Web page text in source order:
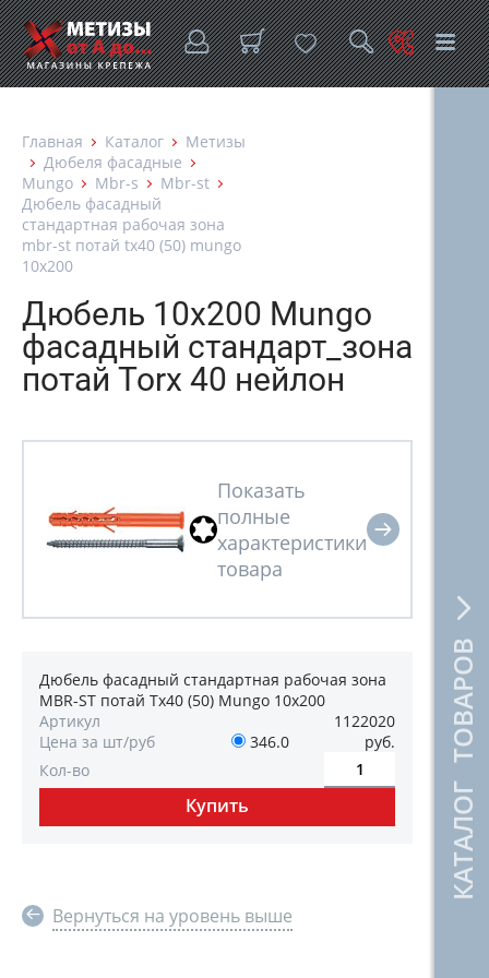
КАТАЛОГ ТОВАРОВ
Главная Каталог
Метизы
Дюбеля фасадные
Mungo
Mbr-s
Mbr-st
Дюбель фасадный
стандартная рабочая зона
mbr-st потай tx40 (50) mungo
10х200
Дюбель 10х200 Mungo
фасадный стандарт_зона
потай Torx 40 нейлон
Дюбель фасадный стандартная рабочая зона
MBR-ST потай Tx40 (50) Mungo 10х200
Артикул
1122020
Цена за шт/руб
346.0
руб.
Кол-во
Вернуться на уровень выше